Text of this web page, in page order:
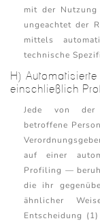
mit der
ungeachtet der
mittels
technische
H)
einschließlich
Jede von der
betroffene
auf einer
Profiling —
die ihr
ähnlicher
Entscheidung